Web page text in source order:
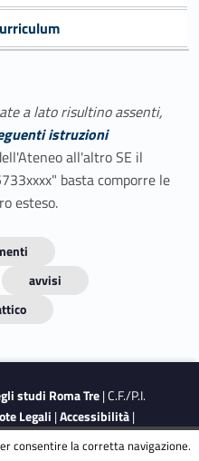
a lato risultino assenti,
istruzioni
all'altro SE il
basta comporre le
esteso.
avvisi
studi Roma Tre| C.F./P.I.
Legali |Accessibilità|
di accessibilità
consentire la corretta navigazione.